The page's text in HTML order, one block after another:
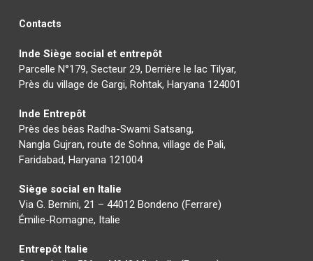
Contacts
Inde Siège social et entrepôt
Parcelle N°179, Secteur 29, Derrière le lac Tilyar,
Près du village de Gargi, Rohtak, Haryana 124001
Inde Entrepôt
Près des béas Radha-Swami Satsang,
Nangla Gujran, route de Sohna, village de Pali,
Faridabad, Haryana 121004
Siège social en Italie
Via G. Bernini, 21 – 44012 Bondeno (Ferrare)
Émilie-Romagne, Italie
Entrepôt Italie